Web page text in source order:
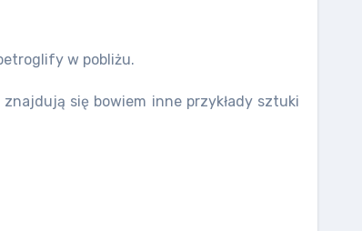
w pobliżu.
się bowiem inne przykłady sztuki